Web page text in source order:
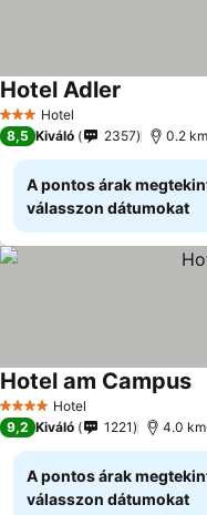
3 Kategória
Hotel
Hotel Adler
8,5 Kiváló 2357 0.2
A pontos árak
válasszon dátumokat
4 KategóriaHotel
Hotel am Campus
9,2 Kiváló 1221 4.0
A pontos árak
válasszon dátumokat